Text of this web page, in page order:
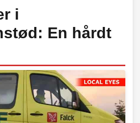
i
En hårdt